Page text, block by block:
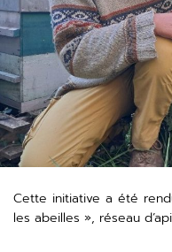
Cette initiative a été
les abeilles », réseau